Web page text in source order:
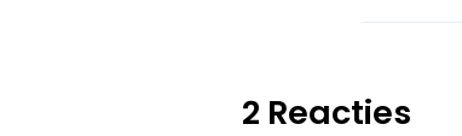
2 Reacties